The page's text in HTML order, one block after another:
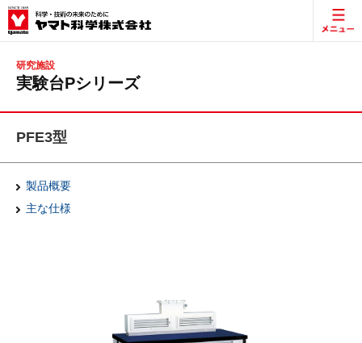
研究施設
実験台Pシリーズ
PFE3型
製品概要
主な仕様